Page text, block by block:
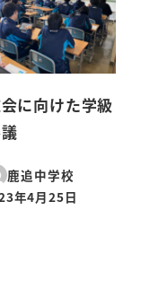
に向けた学級
鹿追中学校
日
年4月25日